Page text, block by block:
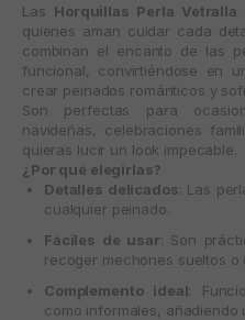
Las Horquillas Perla Vetralla
quienes aman cuidar cada
combinan el encanto de las
funcional, convirtiéndose en
crear peinados románticos y
Son perfectas para
navideñas, celebraciones
quieras lucir un look impecable.
¿Por qué elegirlas?
Detalles delicados: Las
cualquier peinado.
Fáciles de usar: Son
recoger mechones sueltos o
Complemento ideal:
como informales, añadiendo